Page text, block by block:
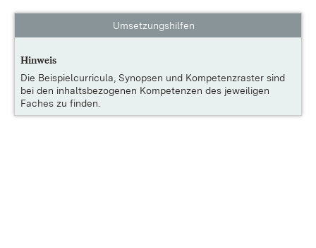
Umsetzungshilfen
Hinweis
Die Beispielcurricula, Synopsen und Kompetenzraster sind
bei den inhaltsbezogenen Kompetenzen des jeweiligen
Faches zu finden.